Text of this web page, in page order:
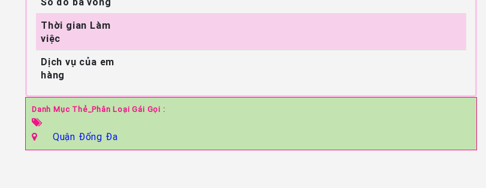
Thời gian Làm
việc
Dịch vụ của em
hàng
Danh Mục Thẻ_Phân Loại Gái Gọi :
Quận Đống Đa